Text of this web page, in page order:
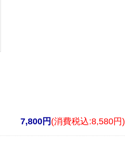
7,800円 (消費税込:8,580円)